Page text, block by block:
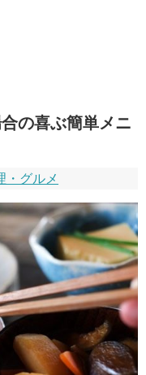
の喜ぶ簡単メニ
・グルメ